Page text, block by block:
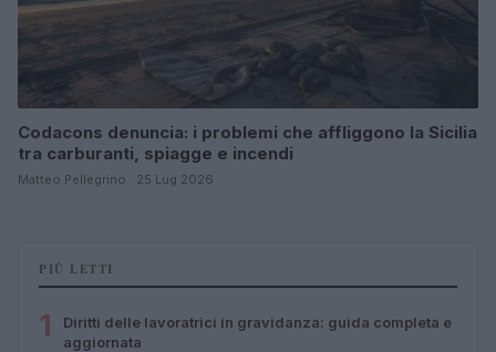
Codacons denuncia: i problemi che affliggono la Sicilia
tra carburanti, spiagge e incendi
Matteo Pellegrino · 25 Lug 2026
PIÙ LETTI
1
Diritti delle lavoratrici in gravidanza: guida completa e
aggiornata